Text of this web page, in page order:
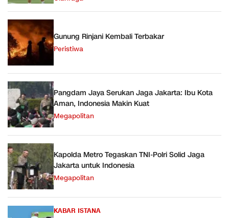
Gunung Rinjani Kembali Terbakar
Peristiwa
Pangdam Jaya Serukan Jaga Jakarta: Ibu Kota
Aman, Indonesia Makin Kuat
Megapolitan
Kapolda Metro Tegaskan TNI-Polri Solid Jaga
Jakarta untuk Indonesia
Megapolitan
KABAR ISTANA